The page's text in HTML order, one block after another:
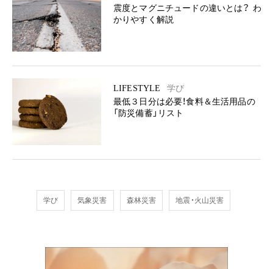
震度とマグニチュードの違いとは？ わ
かりやすく解説
LIFESTYLE
学び
最低３日分は必要！食料＆生活用品の
「防災備蓄」リスト
学び 気象災害 森林災害 地震・火山災害